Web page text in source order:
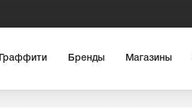
Граффити Бренды Магазины